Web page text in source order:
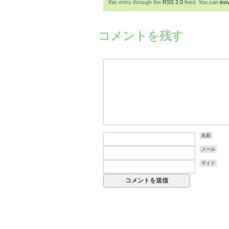
this entry through the RSS 2.0 feed. You can
コメントを残す
名前
メール
サイト